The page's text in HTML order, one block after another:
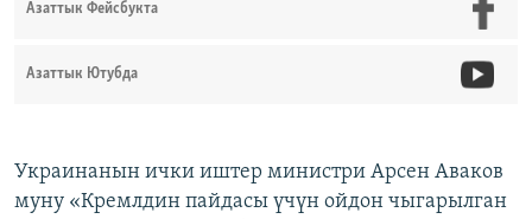
Азаттык Фейсбукта
Азаттык Ютубда
Украинанын ички иштер министри Арсен Аваков
муну «Кремлдин пайдасы үчүн ойдон чыгарылган